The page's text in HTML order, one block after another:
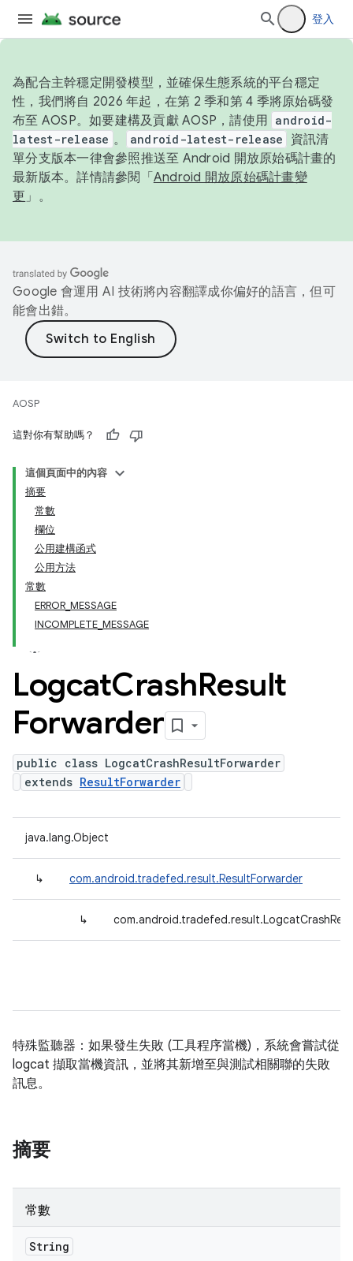
登入
為配合主幹穩定開發模型，並確保生態系統的平台穩定
性，我們將自 2026 年起，在第 2 季和第 4 季將原始碼發
布至 AOSP。如要建構及貢獻 AOSP，請使用 android-
latest-release 。 android-latest-release
資訊清
單分支版本一律會參照推送至 Android 開放原始碼計畫的
最新版本。詳情請參閱「 Android 開放原始碼計畫變
更 」。
Google 會運用 AI 技術將內容翻譯成你偏好的語言，但可
能會出錯。
AOSP
這對你有幫助嗎？
這個頁面中的內容
摘要
常數
欄位
公用建構函式
公用方法
常數
ERROR_MESSAGE
INCOMPLETE_MESSAGE
LogcatCrashResult
Forwarder
public class LogcatCrashResultForwarder
extends ResultForwarder
java.lang.Object
↳ com.android.tradefed.result.ResultForwarder
↳
特殊監聽器：如果發生失敗 (工具程序當機)，系統會嘗試從
logcat 擷取當機資訊，並將其新增至與測試相關聯的失敗
訊息。
摘要
常數
String